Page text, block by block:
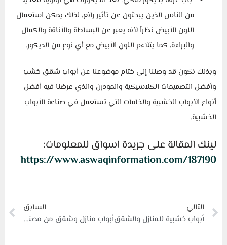
من الناس الذين يبحثون عن تأثير رائع، لذلك يمكن استعمال
اللون الأبيض نظراً لأنه يعبر عن البساطة والأناقة والكمال
والبراءة، كما يتلاءم اللون الأبيض مع أي نوع من الديكور.
وبذلك نكون قد وصلنا إلى ختام موضوعنا عن أبواب شقق خشب
وأفضل التصميمات الكلاسيكية والمودرن والذي عرضنا فيه أفضل
أنواع الأبواب الخشبية والخامات التي تستعمل في صناعة الأبواب
الخشبية.
لينك المقالة على جريدة اسواق للمعلومات:
https://www.aswaqinformation.com/187190
Prev
التالي
أبواب خشبية للمنازل والشقق
السابق
أبواب منازل وشقق من مصنع سري